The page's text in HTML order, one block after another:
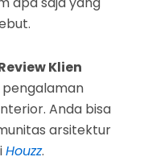
Klien
Anda bisa
arsitektur
Houzz.